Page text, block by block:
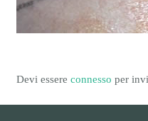
Devi essere connesso per